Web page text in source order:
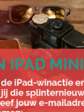
…Lees Meer
goedkoper,